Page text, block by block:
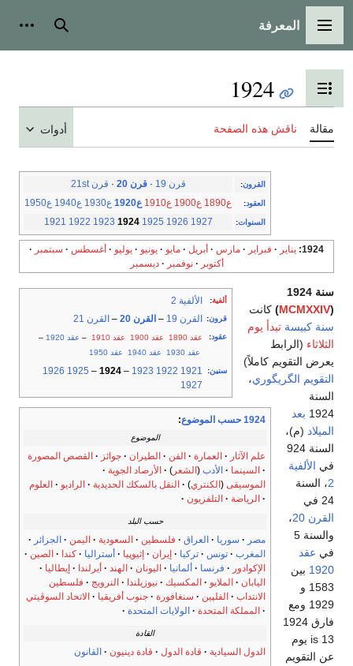
القائمة الرئيسية
المعرفة بحث
تبديل عرض جدول المحتويات
1924
مقالة ناقش هذه الصفحة أدوات
القرون: قرن 19 ·قرن 20 · قرن 21st
العقود: ع1890 ع1900 ع1910 ع1920 ع1930 ع1940 ع1950
السنوات:
1921 1922 1923 1924 1925 1926 1927
1924 يناير فبراير مارس أبريل مايو يونيو يوليو أغسطس
سبتمبر
أكتوبر
نوفمبر ديسمبر
ألفية: الألفية 2
قرون: القرن 19 – القرن 20 – القرن 21
عقود: عقد 1890 عقد 1900 عقد 1910 – عقد 1920
–
عقد 1930
عقد 1940 عقد 1950
سنين:
1921
1922
1923
–
1924
–
1925
1926
1927
1924 حسب الموضوع :
الموضوع
علم الآثار العمارة الفن الطيران جوائز
القصص المصورة
السينما
الأدب ( الشعر )
الأرصاد الجوية
الموسيقى ( الكنتري) النقل بالسكك الحديدية الراديو
العلوم
الرياضة
التلفزيون
حسب البلد
مصر سوريا العراق فلسطين السعودية اليمن
الجزائر
المغرب
تونس تركيا إيران إثيوپيا أستراليا كندا
الصين
الإكوادور
فرنسا ألمانيا اليونان الهند أيرلندا
إيطاليا
اليابان
الملايو المكسيك نيوزيلندا النرويج
فلسطين
الانتداب
الفلپين سنغافورة جنوب أفريقيا
الاتحاد السوڤيتي
المملكة المتحدة
الولايات المتحدة
القادة
الدول السيادية قادة الدول قادة دينيون القانون
سنة 1924
(
MCMXXIV
) كانت
سنة كبيسة تبدأ يوم
الثلاثاء (الرابط
يعرض التقويم كاملاً)
التقويم الگريگوري،
السنة
1924 بعد
الميلاد (م)،
السنة 924
في الألفية
2، السنة
24 في
القرن 20
،
والسنة 5
في عقد
1920 بين
1583 و
1929 ومع
فارق 1924
is 13 يوم
عن التقويم